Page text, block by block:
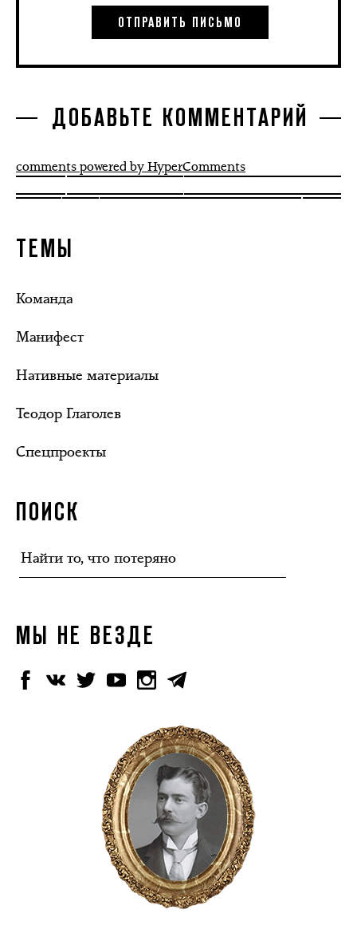
ДОБАВЬТЕ КОММЕНТАРИЙ
comments powered by HyperComments
ТЕМЫ
Команда
Манифест
Нативные материалы
Теодор Глаголев
Спецпроекты
ПОИСК
МЫ НЕ ВЕЗДЕ